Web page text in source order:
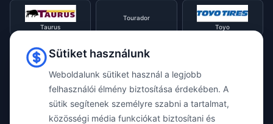
Taurus
Tourador
Toyo
Tracmax
Uniroyal
Viking Voyager
Sütiket használunk
Weboldalunk sütiket használ a legjobb
felhasználói élmény biztosítása érdekében. A
sütik segítenek személyre szabni a tartalmat,
közösségi média funkciókat biztosítani és